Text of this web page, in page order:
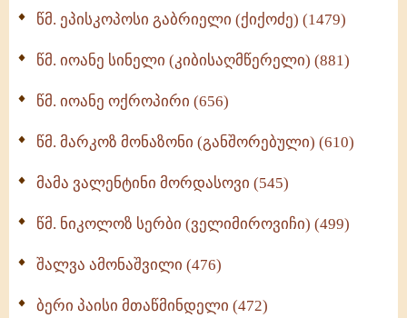
წმ. ეპისკოპოსი გაბრიელი (ქიქოძე) (1479)
წმ. იოანე სინელი (კიბისაღმწერელი) (881)
წმ. იოანე ოქროპირი (656)
წმ. მარკოზ მონაზონი (განშორებული) (610)
მამა ვალენტინი მორდასოვი (545)
წმ. ნიკოლოზ სერბი (ველიმიროვიჩი) (499)
შალვა ამონაშვილი (476)
ბერი პაისი მთაწმინდელი (472)